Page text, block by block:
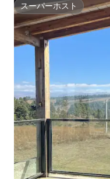
スーパーホスト
スーパーホスト